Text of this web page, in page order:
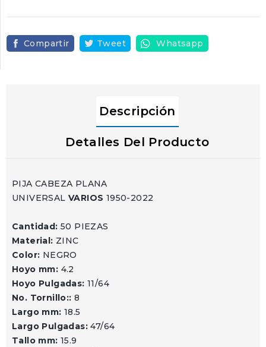
Compartir Tweet Whatsapp
Descripción
Detalles Del Producto
PIJA CABEZA PLANA
UNIVERSAL VARIOS 1950-2022
Cantidad: 50 PIEZAS
Material: ZINC
Color: NEGRO
Hoyo mm: 4.2
Hoyo Pulgadas: 11/64
No. Tornillo:: 8
Largo mm: 18.5
Largo Pulgadas:47/64
Tallo mm: 15.9